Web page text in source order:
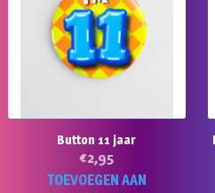
Button 11 jaar
€2,95
TOEVOEGEN AAN